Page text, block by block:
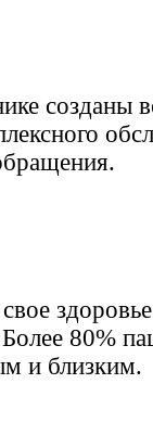
созданы
80%
и близким.